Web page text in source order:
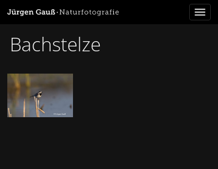
Toggle
Bachstelze